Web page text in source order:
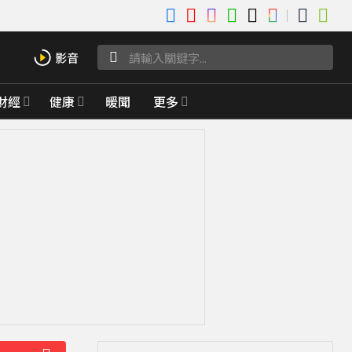
經 健康 暖聞 更多